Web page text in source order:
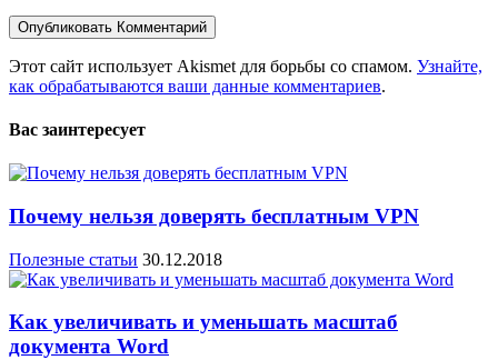
Этот сайт использует Akismet для борьбы со спамом. Узнайте,
как обрабатываются ваши данные комментариев.
Вас заинтересует
Почему нельзя доверять бесплатным VPN
Полезные статьи 30.12.2018
Как увеличивать и уменьшать масштаб
документа Word